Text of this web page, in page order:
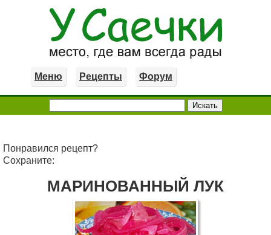
Меню Рецепты Форум
Понравился рецепт?
Сохраните:
МАРИНОВАННЫЙ ЛУК